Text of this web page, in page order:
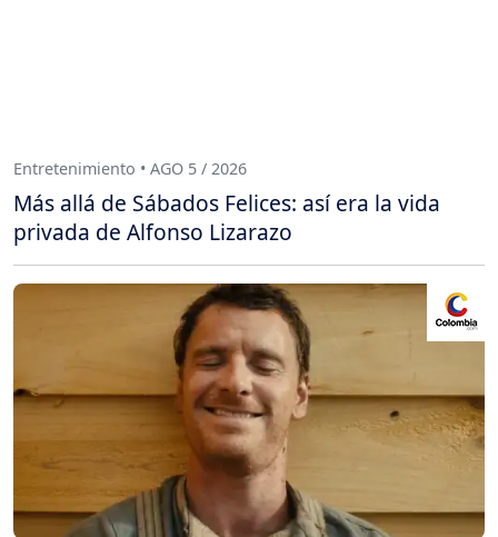
Entretenimiento • AGO 5 / 2026
Más allá de Sábados Felices: así era la vida
privada de Alfonso Lizarazo